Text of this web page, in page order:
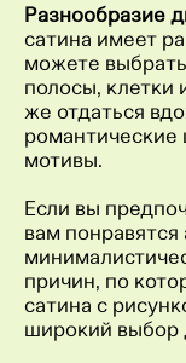
Разнообразие
сатина имеет
можете
полосы, клетки
же отдаться
романтические
мотивы.
Если вы
вам
причин, по
сатина с
широкий выбор